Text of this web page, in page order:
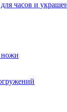
часов и
ножи